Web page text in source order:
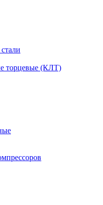
торцевые (КЛТ)